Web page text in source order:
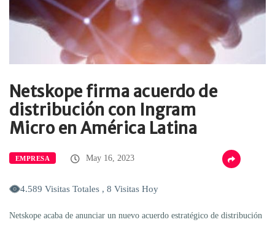
Netskope firma acuerdo de
distribución con Ingram
Micro en América Latina
EMPRESA May 16, 2023
4.589 Visitas Totales , 8 Visitas Hoy
Netskope acaba de anunciar un nuevo acuerdo estratégico de distribución